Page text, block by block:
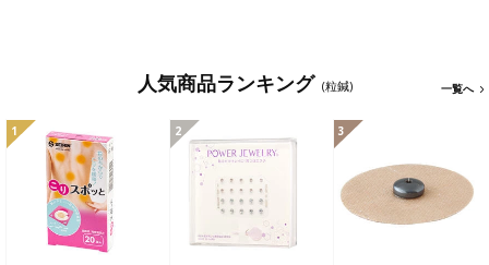
人気商品ランキング (粒鍼) 一覧へ
1 2 3